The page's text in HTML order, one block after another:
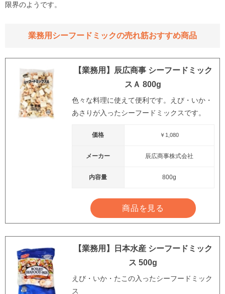
限界のようです。
業務用シーフードミックの売れ筋おすすめ商品
【業務用】辰広商事 シーフードミック
スＡ 800g
色々な料理に使えて便利です。えび・いか・
あさりが入ったシーフードミックスです。
価格 ￥1,080
メーカー 辰広商事株式会社
内容量 800g
商品を見る
【業務用】日本水産 シーフードミック
ス 500g
えび・いか・たこの入ったシーフードミック
ス